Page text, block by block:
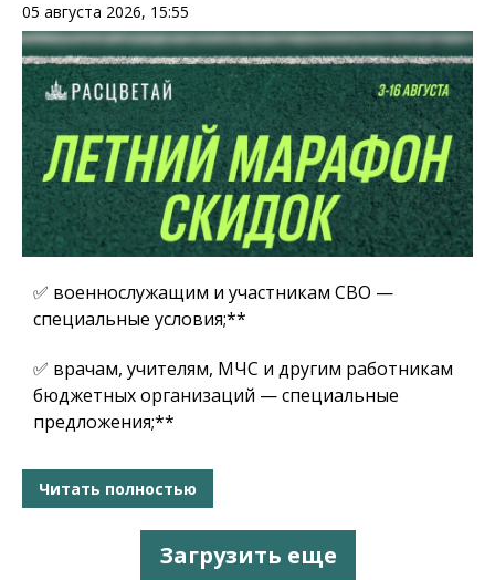
05 августа 2026, 15:55
✅ военнослужащим и участникам СВО —
специальные условия;**
✅ врачам, учителям, МЧС и другим работникам
бюджетных организаций — специальные
предложения;**
Читать полностью
Загрузить еще